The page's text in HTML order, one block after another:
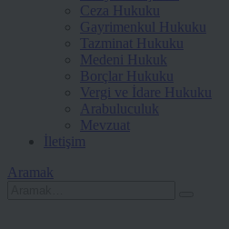
Ceza Hukuku
Gayrimenkul Hukuku
Tazminat Hukuku
Medeni Hukuk
Borçlar Hukuku
Vergi ve İdare Hukuku
Arabuluculuk
Mevzuat
İletişim
Aramak